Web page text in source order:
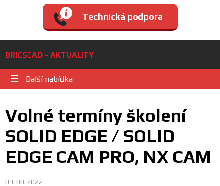
Technická podpora
BRICSCAD - AKTUALITY
Další nabídka
Volné termíny školení
SOLID EDGE / SOLID
EDGE CAM PRO, NX CAM
09. 08. 2022